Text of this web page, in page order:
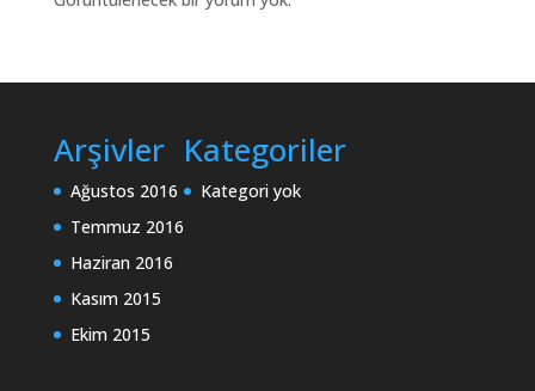
Arşivler
Ağustos 2016
Temmuz 2016
Haziran 2016
Kasım 2015
Ekim 2015
Kategoriler
Kategori yok